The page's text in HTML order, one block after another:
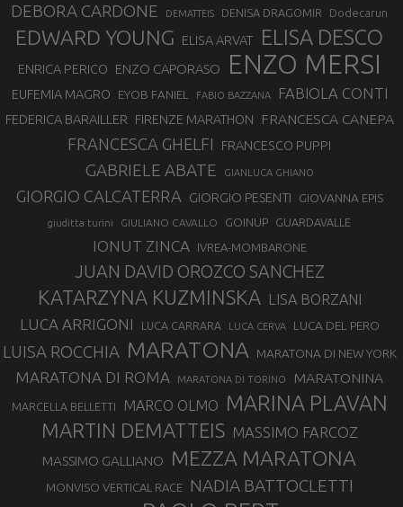
DEBORA CARDONE DEMATTEIS DENISA DRAGOMIR Dodecarun
EDWARD YOUNG ELISA ARVAT ELISA DESCO
ENRICA PERICO ENZO CAPORASO ENZO MERSI
EUFEMIA MAGRO EYOB FANIEL FABIO BAZZANA FABIOLA CONTI
FEDERICA BARAILLER FIRENZE MARATHON FRANCESCA CANEPA
FRANCESCA GHELFI FRANCESCO PUPPI
GABRIELE ABATE GIANLUCA GHIANO
GIORGIO CALCATERRA GIORGIO PESENTI GIOVANNA EPIS
giuditta turini GIULIANO CAVALLO GOINUP GUARDAVALLE
IONUT ZINCA IVREA-MOMBARONE
JUAN DAVID OROZCO SANCHEZ
KATARZYNA KUZMINSKA LISA BORZANI
LUCA ARRIGONI LUCA CARRARA LUCA CERVA LUCA DEL PERO
LUISA ROCCHIA MARATONA MARATONA DI NEW YORK
MARATONA DI ROMA MARATONA DI TORINO MARATONINA
MARCELLA BELLETTI MARCO OLMO MARINA PLAVAN
MARTIN DEMATTEIS MASSIMO FARCOZ
MASSIMO GALLIANO MEZZA MARATONA
MONVISO VERTICAL RACE NADIA BATTOCLETTI